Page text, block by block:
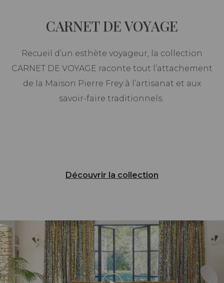
CARNET DE VOYAGE
Recueil d’un esthète voyageur, la collection
CARNET DE VOYAGE raconte tout l’attachement
de la Maison Pierre Frey à l’artisanat et aux
savoir-faire traditionnels.
Découvrir la collection